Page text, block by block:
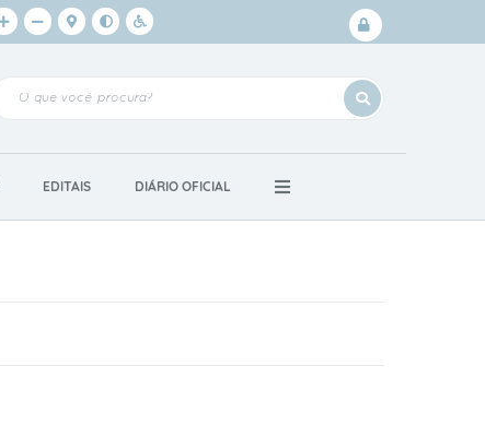
Login /
EDITAIS DIÁRIO OFICIAL